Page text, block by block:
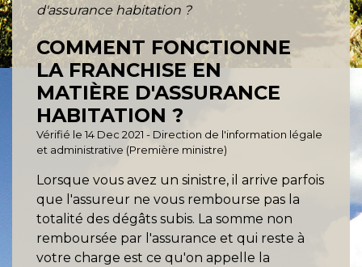
d'assurance habitation ?
COMMENT FONCTIONNE
LA FRANCHISE EN
MATIÈRE D'ASSURANCE
HABITATION ?
Vérifié le 14 Dec 2021 - Direction de l'information légale
et administrative (Première ministre)
Lorsque vous avez un sinistre, il arrive parfois
que l'assureur ne vous rembourse pas la
totalité des dégâts subis. La somme non
remboursée par l'assurance et qui reste à
votre charge est ce qu'on appelle la